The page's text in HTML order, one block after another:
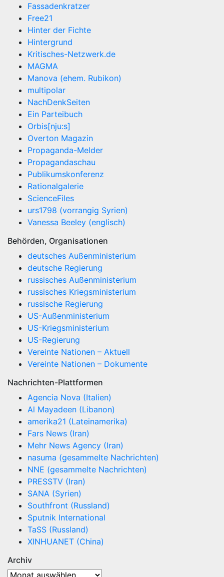
Fassadenkratzer
Free21
Hinter der Fichte
Hintergrund
Kritisches-Netzwerk.de
MAGMA
Manova (ehem. Rubikon)
multipolar
NachDenkSeiten
Ein Parteibuch
Orbis[nju:s]
Overton Magazin
Propaganda-Melder
Propagandaschau
Publikumskonferenz
Rationalgalerie
ScienceFiles
urs1798 (vorrangig Syrien)
Vanessa Beeley (englisch)
Behörden, Organisationen
deutsches Außenministerium
deutsche Regierung
russisches Außenministerium
russisches Kriegsministerium
russische Regierung
US-Außenministerium
US-Kriegsministerium
US-Regierung
Vereinte Nationen – Aktuell
Vereinte Nationen – Dokumente
Nachrichten-Plattformen
Agencia Nova (Italien)
Al Mayadeen (Libanon)
amerika21 (Lateinamerika)
Fars News (Iran)
Mehr News Agency (Iran)
nasuma (gesammelte Nachrichten)
NNE (gesammelte Nachrichten)
PRESSTV (Iran)
SANA (Syrien)
Southfront (Russland)
Sputnik International
TaSS (Russland)
XINHUANET (China)
Archiv
Archiv